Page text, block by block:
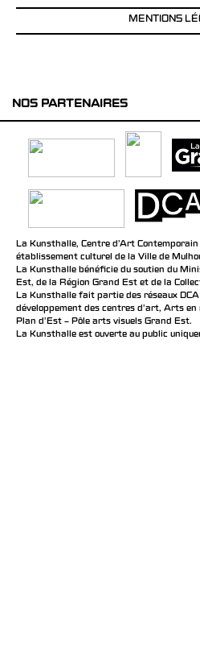
MENTIONS
NOS PARTENAIRES
La Kunsthalle, Centre d’Art
établissement culturel de la Ville de
La Kunsthalle bénéficie du soutien du
Est, de la Région Grand Est et de la
La Kunsthalle fait partie des réseaux
développement des centres d'art, Arts en
Plan d’Est – Pôle arts visuels Grand Est.
La Kunsthalle est ouverte au public